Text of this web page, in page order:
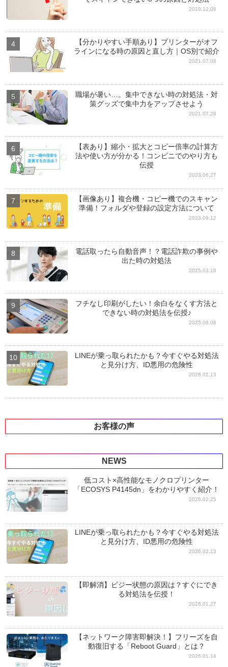
2019.12.06
【分かりやすい手順あり】プリンターがオフ
ラインになる時の原因と直し方｜OS別で紹介
2021.07.08
職場が暑い…。集中できない時の対処法・対
策グッズで集中力をアップさせよう
2021.07.28
【表あり】縮小・拡大とコピー倍率の計算方
法や使い方が分かる！コンビニでのやり方も
伝授
2023.06.27
【画像あり】複合機・コピー機でのスキャン
準備！フォルダや登録の設定方法について
2023.09.12
電話取ったら自動音声！？電話詐欺の事例や
出た時の対処法
2025.03.18
フチなし印刷がしたい！余白をなくす方法と
できない時の対処法を伝授♪
2025.08.06
LINEが乗っ取られたかも？今すぐやる対処法
と見分け方、ID悪用の危険性
2026.02.13
お客様の声
NEWS
低コスト×高性能なモノクロプリンター
「ECOSYS P4145dn」をわかりやすく紹介！
2026.02.25
LINEが乗っ取られたかも？今すぐやる対処法
と見分け方、ID悪用の危険性
2026.02.13
【即解消】ビジー状態の原因は？すぐにでき
る対処法を伝授！
2026.01.27
【ネットワーク障害即解決！】フリーズを自
動復旧する「Reboot Guard」とは？
2026.01.14